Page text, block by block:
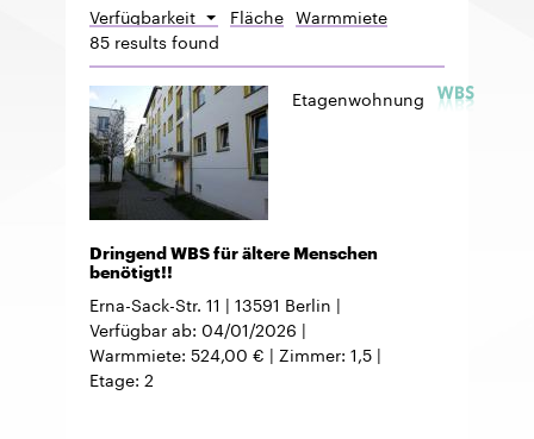
Verfügbarkeit Sort
descending
Fläche Warmmiete
85 results found
Etagenwohnung
Dringend WBS für ältere Menschen
benötigt!!
Erna-Sack-Str. 11 13591 Berlin
Verfügbar ab 04/01/2026
Warmmiete 524,00 € Zimmer 1,5
Etage 2